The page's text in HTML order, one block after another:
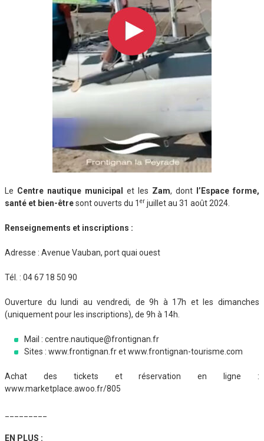
Le Centre nautique municipal et les Zam, dont
l’Espace forme,
santé et bien-êtresont ouverts du 1 er juillet au 31 août 2024.
Renseignements et inscriptions :
Adresse : Avenue Vauban, port quai ouest
Tél. : 04 67 18 50 90
Ouverture du lundi au vendredi, de 9h à 17h et les dimanches
(uniquement pour les inscriptions), de 9h à 14h.
Mail : centre.nautique@frontignan.fr
Sites : www.frontignan.fr et www.frontignan-tourisme.com
Achat des tickets et réservation en ligne :
www.marketplace.awoo.fr/805
EN PLUS :